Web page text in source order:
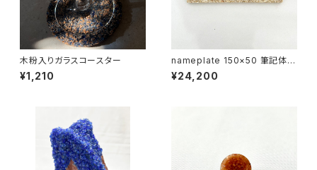
木粉入りガラスコースター
¥1,210
nameplate 150×50 筆記体
サンゴ砂
¥24,200